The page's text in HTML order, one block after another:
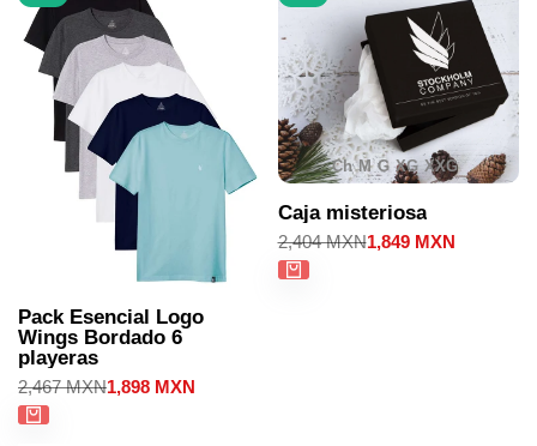
Pack Esencial Logo
Wings Bordado 6
playeras
Precio
regular
2,467 MXNPrecio
1,898 MXN
Ch M G XG XXG
Caja misteriosa
Precio
regular
2,404 MXNPrecio
1,849 MXN